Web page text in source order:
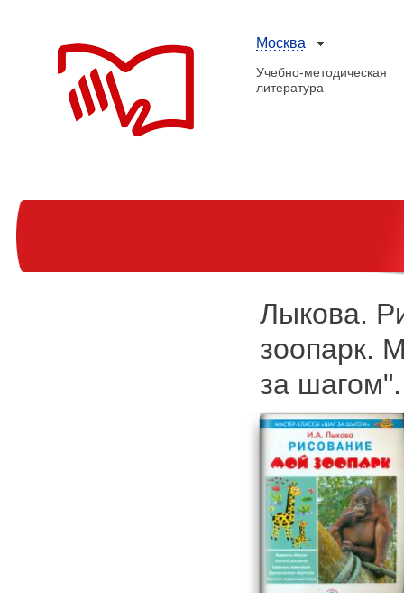
Москва
Учебно-методическая
литература
Лыкова.
зоопарк.
за шагом".